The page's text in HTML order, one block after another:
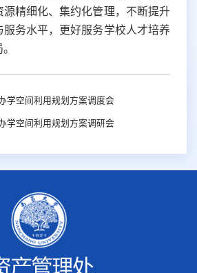
源精细化、集约化管理，不断提升
服务水平，更好服务学校人才培养
学空间利用规划方案调度会
学空间利用规划方案调研会